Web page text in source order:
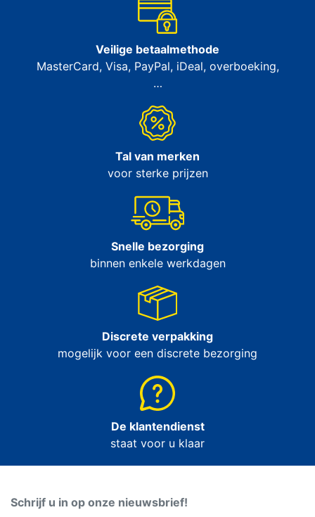
Veilige betaalmethode
MasterCard, Visa, PayPal, iDeal, overboeking,
…
Tal van merken
voor sterke prijzen
Snelle bezorging
binnen enkele werkdagen
Discrete verpakking
mogelijk voor een discrete bezorging
De klantendienst
staat voor u klaar
Schrijf u in op onze nieuwsbrief!